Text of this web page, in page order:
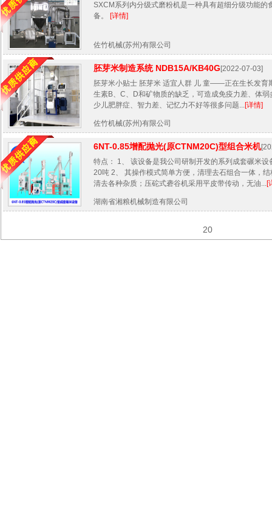
SXCM系列内分级式磨粉机是一种具有超细分级功能的
备。
[详情]
佐竹机械(苏州)有限公司
胚芽米制造系统 NDB15A/KB40G [2022-07-03]
胚芽米小贴士 胚芽米 适宜人群 儿 童——正在生长发育
生素B、C、D和矿物质的缺乏，可造成免疫力差、体
少儿肥胖症、智力差、记忆力不好等很多问题...[详情]
佐竹机械(苏州)有限公司
6NT-0.85增配抛光(原CTNM20C)型组合米机
特点： 1、 该设备是我公司研制开发的系列成套碾米设
20吨 2、 其操作模式简单方便，清理去石组合一体，
清去各种杂质；压砣式砻谷机采用平皮带传动，无油...[
湖南省湘粮机械制造有限公司
20